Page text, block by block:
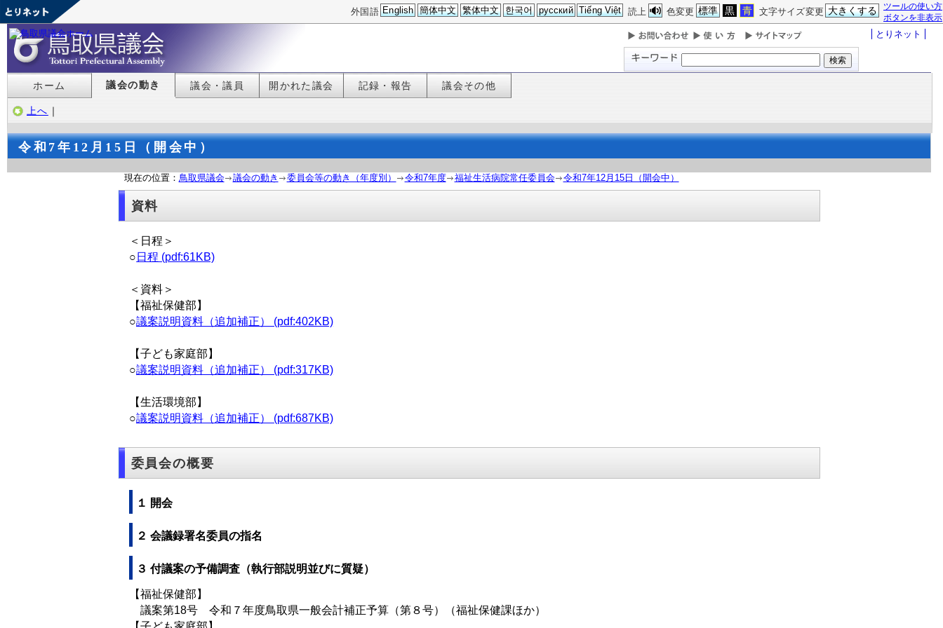
ツールの使い方
ボタンを非表示
文字サイズ変更 大きくする
色変更 標準 黒 青
読上
外国語 English 簡体中文 繁体中文 한국어 русский Tiếng Việt
とりネット
ホーム 議会の動き 議会・議員 開かれた議会 記録・報告 議会その他
上へ ｜
令和7年12月15日（開会中）
現在の位置： 鳥取県議会 議会の動き 委員会等の動き（年度別） 令和7年度 福祉生活病院常任委員会 令和7年12月15日（開会中）
資料
＜日程＞
○ 日程 (pdf:61KB)
＜資料＞
【福祉保健部】
○議案説明資料（追加補正） (pdf:402KB)
【子ども家庭部】
○議案説明資料（追加補正） (pdf:317KB)
【生活環境部】
○議案説明資料（追加補正） (pdf:687KB)
委員会の概要
１ 開会
２ 会議録署名委員の指名
３ 付議案の予備調査（執行部説明並びに質疑）
【福祉保健部】
議案第18号 令和７年度鳥取県一般会計補正予算（第８号）（福祉保健課ほか）